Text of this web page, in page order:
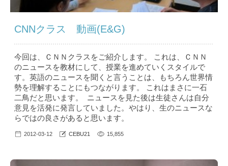
CNNクラス 動画(E&G)
今回は、ＣＮＮクラスをご紹介します。 これは、ＣＮＮ
のニュースを教材にして、授業を進めていくスタイルで
す。英語のニュースを聞くと言うことは、もちろん世界情
勢を理解することにもつながります。 これはまさに一石
二鳥だと思います。 ニュースを見た後は生徒さんは自分
意見を活発に発言していました。やはり、生のニュースな
らではの良さがあると思います。
2012-03-12 CEBU21 15,855